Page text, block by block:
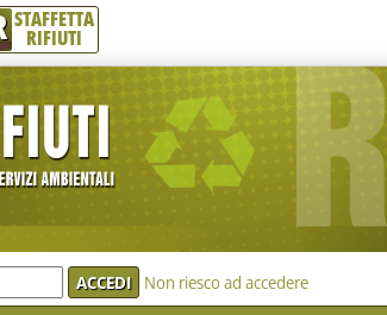
STAFFETTA
RIFIUTI
Non riesco ad accedere